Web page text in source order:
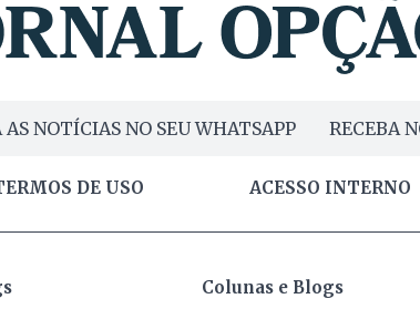
AS NOTÍCIAS NO SEU WHATSAPP RECEBA
DE USO ACESSO INTERNO
Colunas e Blogs